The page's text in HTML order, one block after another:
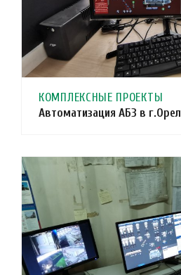
КОМПЛЕКСНЫЕ ПРОЕКТЫ
Автоматизация АБЗ в г.Орел